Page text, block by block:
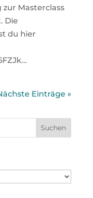
Masterclass
Die
du hier
Einträge »